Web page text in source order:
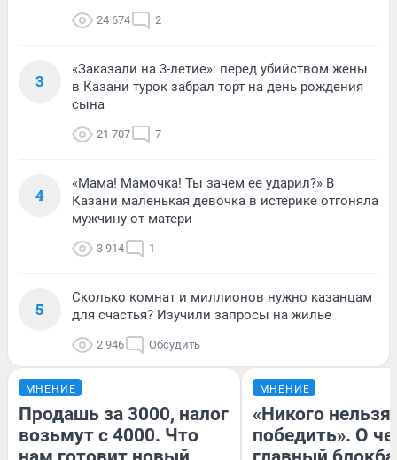
24 674 2
3
«Заказали на 3-летие»: перед убийством жены
в Казани турок забрал торт на день рождения
сына
21 707 7
4
«Мама! Мамочка! Ты зачем ее ударил?» В
Казани маленькая девочка в истерике отгоняла
мужчину от матери
3 914 1
5
Сколько комнат и миллионов нужно казанцам
для счастья? Изучили запросы на жилье
2 946 Обсудить
МНЕНИЕ
Продашь за 3000, налог
возьмут с 4000. Что
МНЕНИЕ
«Никого нельзя
победить». О